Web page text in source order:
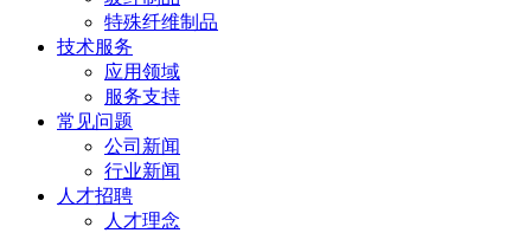
特殊纤维制品
技术服务
应用领域
服务支持
常见问题
公司新闻
行业新闻
人才招聘
人才理念